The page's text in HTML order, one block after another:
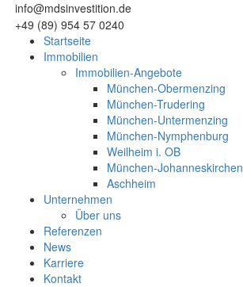
info@mdsinvestition.de
+49 (89) 954 57 0240
Startseite
Immobilien
Immobilien-Angebote
München-Obermenzing
München-Trudering
München-Untermenzing
München-Nymphenburg
Weilheim i. OB
München-Johanneskirchen
Aschheim
Unternehmen
Über uns
Referenzen
News
Karriere
Kontakt